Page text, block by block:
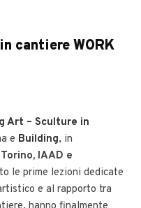
cantiere WORK
Art – Sculture in
e Building, in
IAAD e
le prime lezioni dedicate
e al rapporto tra